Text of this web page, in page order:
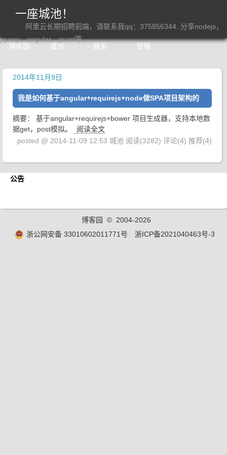
一座城池！
阿里云长期招聘前端，请联系我qq：375856344. 分享nodejs，
jquery，angular，grunt等。
博客园 首页 联系 管理
2014年11月9日
我是如何基于angular+requirejs+node做SPA项目架构的
摘要： 基于angular+requirejs+bower 项目生成器，支持本地数
据get，post模拟。
阅读全文
posted @ 2014-11-09 12:53 城池 阅读(3282) 评论(4) 推荐(4)
公告
博客园
© 2004-2026
浙公网安备 33010602011771号
浙ICP备2021040463号-3